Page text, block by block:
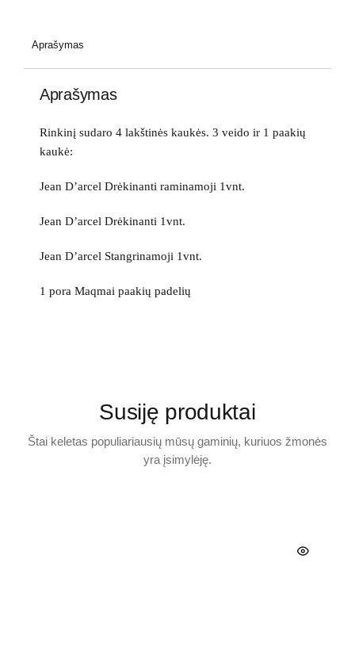
Aprašymas
Aprašymas
Rinkinį sudaro 4 lakštinės kaukės. 3 veido ir 1 paakių
kaukė:
Jean D’arcel Drėkinanti raminamoji 1vnt.
Jean D’arcel Drėkinanti 1vnt.
Jean D’arcel Stangrinamoji 1vnt.
1 pora Maqmai paakių padelių
Susiję produktai
Štai keletas populiariausių mūsų gaminių, kuriuos žmonės
yra įsimylėję.